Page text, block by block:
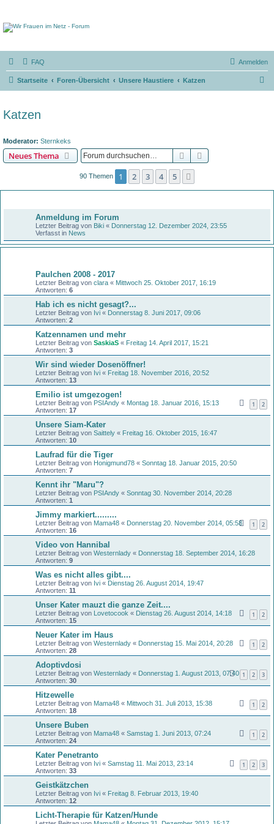
FAQ Anmelden
Startseite Foren-Übersicht Unsere Haustiere Katzen
Katzen
Moderator: Sternkeks
Neues Thema Suche
90 Themen 1 2 3 4 5
Anmeldung im Forum
Letzter Beitrag von Biki « Donnerstag 12. Dezember 2024, 23:55
Verfasst in News
Paulchen 2008 - 2017
Letzter Beitrag von clara « Mittwoch 25. Oktober 2017, 16:19
Antworten: 6
Hab ich es nicht gesagt?...
Letzter Beitrag von Ivi « Donnerstag 8. Juni 2017, 09:06
Antworten: 2
Katzennamen und mehr
Letzter Beitrag von SaskiaS « Freitag 14. April 2017, 15:21
Antworten: 3
Wir sind wieder Dosenöffner!
Letzter Beitrag von Ivi « Freitag 18. November 2016, 20:52
Antworten: 13
Emilio ist umgezogen!
Letzter Beitrag von PSIAndy « Montag 18. Januar 2016, 15:13
Antworten: 17
1 2
Unsere Siam-Kater
Letzter Beitrag von Saittely « Freitag 16. Oktober 2015, 16:47
Antworten: 10
Laufrad für die Tiger
Letzter Beitrag von Honigmund78 « Sonntag 18. Januar 2015, 20:50
Antworten: 7
Kennt ihr "Maru"?
Letzter Beitrag von PSIAndy « Sonntag 30. November 2014, 20:28
Antworten: 1
Jimmy markiert.........
Letzter Beitrag von Mama48 « Donnerstag 20. November 2014, 05:58
Antworten: 16
1 2
Video von Hannibal
Letzter Beitrag von Westernlady « Donnerstag 18. September 2014, 16:28
Antworten: 9
Was es nicht alles gibt....
Letzter Beitrag von Ivi « Dienstag 26. August 2014, 19:47
Antworten: 11
Unser Kater mauzt die ganze Zeit....
Letzter Beitrag von Lovetocook « Dienstag 26. August 2014, 14:18
Antworten: 15
1 2
Neuer Kater im Haus
Letzter Beitrag von Westernlady « Donnerstag 15. Mai 2014, 20:28
Antworten: 28
1 2
Adoptivdosi
Letzter Beitrag von Westernlady « Donnerstag 1. August 2013, 07:40
Antworten: 30
1 2 3
Hitzewelle
Letzter Beitrag von Mama48 « Mittwoch 31. Juli 2013, 15:38
Antworten: 18
1 2
Unsere Buben
Letzter Beitrag von Mama48 « Samstag 1. Juni 2013, 07:24
Antworten: 24
1 2
Kater Penetranto
Letzter Beitrag von Ivi « Samstag 11. Mai 2013, 23:14
Antworten: 33
1 2 3
Geistkätzchen
Letzter Beitrag von Ivi « Freitag 8. Februar 2013, 19:40
Antworten: 12
Licht-Therapie für Katzen/Hunde